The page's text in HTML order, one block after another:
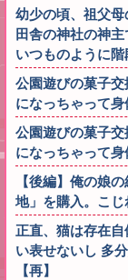
幼少の頃、祖父
田舎の神社の神
いつものように階
公園遊びの菓子
になっちゃって
公園遊びの菓子
になっちゃって
【後編】俺の娘
地」を購入。こ
正直、猫は存在
い表せないし 多
【再】